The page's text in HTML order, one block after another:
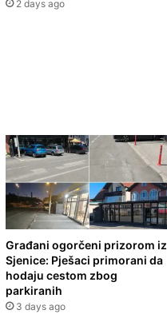
2 days ago
Građani ogorčeni prizorom iz
Sjenice: Pješaci primorani da
hodaju cestom zbog
parkiranih
3 days ago